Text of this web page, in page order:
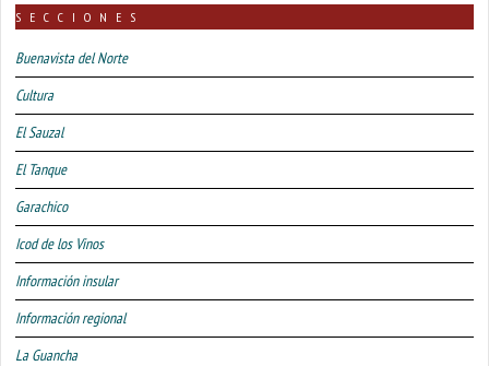
SECCIONES
Buenavista del Norte
Cultura
El Sauzal
El Tanque
Garachico
Icod de los Vinos
Información insular
Información regional
La Guancha